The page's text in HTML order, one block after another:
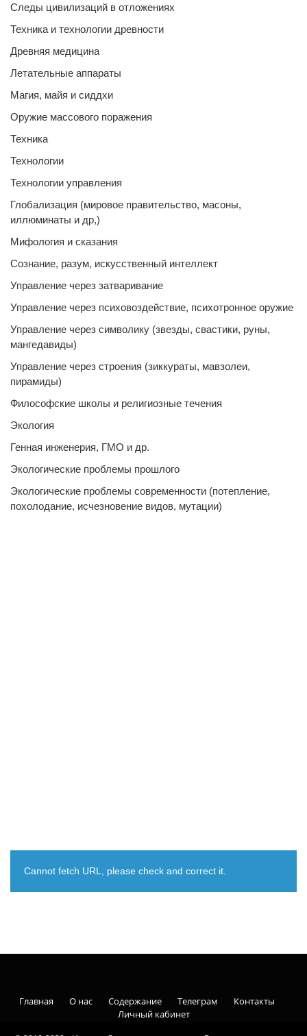
Следы цивилизаций в отложениях
Техника и технологии древности
Древняя медицина
Летательные аппараты
Магия, майя и сиддхи
Оружие массового поражения
Техника
Технологии
Технологии управления
Глобализация (мировое правительство, масоны,
иллюминаты и др,)
Мифология и сказания
Сознание, разум, искусственный интеллект
Управление через затваривание
Управление через психовоздействие, психотронное оружие
Управление через символику (звезды, свастики, руны,
мангедавиды)
Управление через строения (зиккураты, мавзолеи,
пирамиды)
Философские школы и религиозные течения
Экология
Генная инженерия, ГМО и др.
Экологические проблемы прошлого
Экологические проблемы современности (потепление,
похолодание, исчезновение видов, мутации)
Cannot fetch URL, please check and correct it.
Главная О нас Содержание Телеграм
Контакты
Личный кабинет